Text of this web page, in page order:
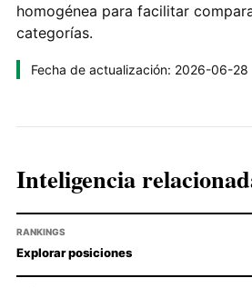
homogénea para facilitar
categorías.
Fecha de actualización: 2026-06-28
Inteligencia
RANKINGS
Explorar posiciones